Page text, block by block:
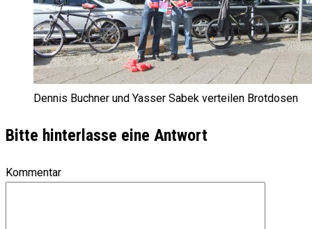
Dennis Buchner und Yasser Sabek verteilen Brotdosen
Bitte hinterlasse eine Antwort
Kommentar